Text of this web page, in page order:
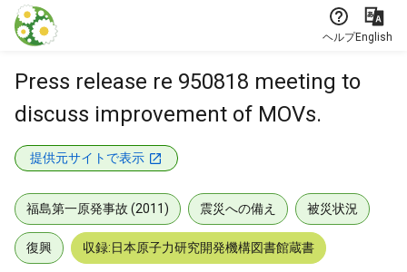
本文に飛ぶ
ヘルプEnglish
Press release re 950818 meeting to
discuss improvement of MOVs.
提供元サイトで表示
福島第一原発事故 (2011) 震災への備え 被災状況
復興 収録:日本原子力研究開発機構図書館蔵書